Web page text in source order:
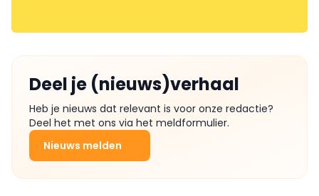
Deel je (nieuws)verhaal
Heb je nieuws dat relevant is voor onze redactie?
Deel het met ons via het meldformulier.
Nieuws melden